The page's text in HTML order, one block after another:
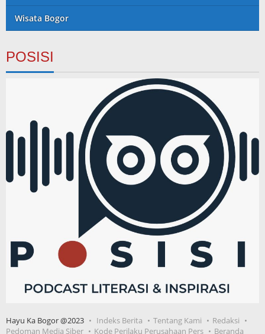
Wisata Bogor
POSISI
Hayu Ka Bogor @2023 Indeks Berita Tentang Kami
Redaksi
Pedoman Media Siber
Kode Perilaku Perusahaan Pers Beranda